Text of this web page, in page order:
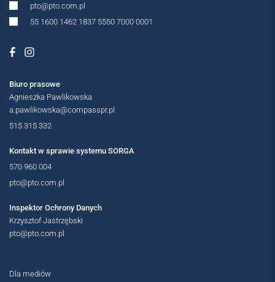
pto@pto.com.pl
55 1600 1462 1837 5550 7000 0001
Biuro prasowe
Agnieszka Pawlikowska
a.pawlikowska@compasspr.pl
515 315 332
Kontakt w sprawie systemu SORGA
570 960 004
pto@pto.com.pl
Inspektor Ochrony Danych
Krzysztof Jastrzębski
pto@pto.com.pl
Dla mediów